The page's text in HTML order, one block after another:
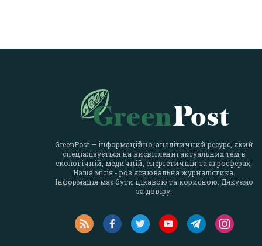
GreenPost — інформаційно-аналітичний ресурс, який
спеціалізується на висвітленні актуальних тем в
екологічній, медичній, енергетичній та агросферах.
Наша місія - роз`яснювальна журналістика.
Інформація має бути цікавою та корисною. Дякуємо
за довіру!